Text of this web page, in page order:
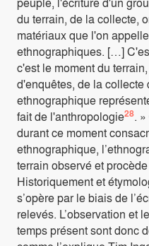
du terrain, de la collecte,
matériaux que l'on
ethnographiques. […]
c'est le moment du
d'enquêtes, de la collecte
ethnographique
fait de l'anthropologie28.
durant ce moment
ethnographique,
terrain observé et
Historiquement et
s’opère par le biais de
relevés. L’observation et
temps présent sont donc